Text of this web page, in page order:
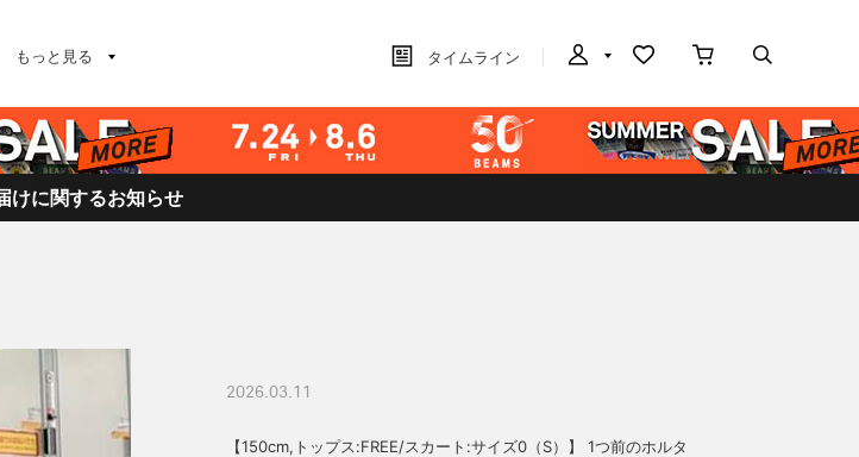
もっと見る タイムライン
けに関するお知らせ
2026.03.11
【150cm,トップス:FREE/スカート:サイズ0（S）】 1つ前のホルタ